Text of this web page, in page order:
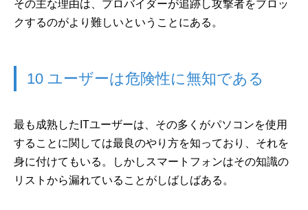
その主な理由は、プロバイダーが追跡し攻撃者をブロッ
クするのがより難しいということにある。
10 ユーザーは危険性に無知である
最も成熟したITユーザーは、その多くがパソコンを使用
することに関しては最良のやり方を知っており、それを
身に付けてもいる。しかしスマートフォンはその知識の
リストから漏れていることがしばしばある。